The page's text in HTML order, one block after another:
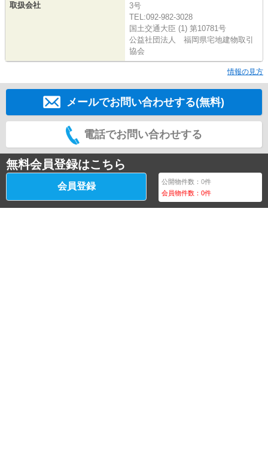
取扱会社
3号
TEL:092-982-3028
国土交通大臣 (1) 第10781号
公益社団法人 福岡県宅地建物取引
協会
情報の見方
メールでお問い合わせする(無料)
電話でお問い合わせする
無料会員登録はこちら
会員登録 公開物件数：0件
会員物件数：0件